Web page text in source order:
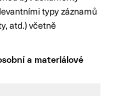
typy záznamů
atd.) včetně
a materiálové